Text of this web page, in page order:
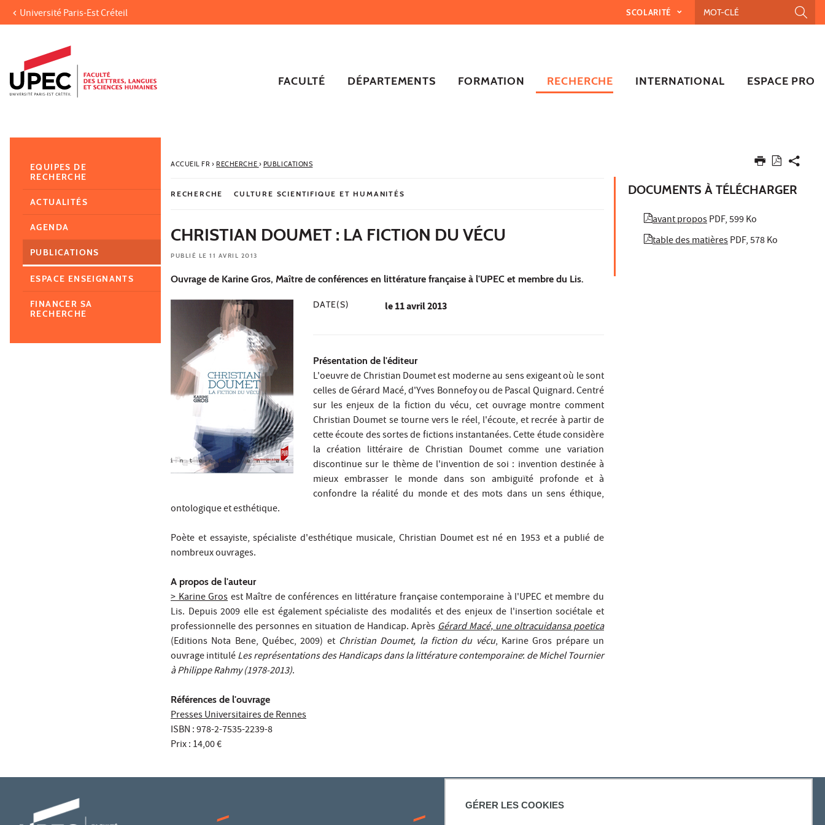
GÉRER LES COOKIES
Aller au contenu
Accès directs
Recherche
Navigation secondaire
Université Paris-Est Créteil SCOLARITÉ
FACULTÉ DÉPARTEMENTS FORMATION RECHERCHE INTERNATIONAL ESPACE PRO
ACCUEIL FR› RECHERCHE › PUBLICATIONS
RECHERCHE CULTURE SCIENTIFIQUE ET HUMANITÉS
CHRISTIAN DOUMET : LA FICTION DU VÉCU
PUBLIÉ LE 11 AVRIL 2013
Ouvrage de Karine Gros, Maître de conférences en littérature française à l'UPEC et membre du Lis.
DATE(S) le11 avril 2013
Présentation de l'éditeur
L'oeuvre de Christian Doumet est moderne au sens exigeant où le sont
celles de Gérard Macé, d'Yves Bonnefoy ou de Pascal Quignard. Centré
sur les enjeux de la fiction du vécu, cet ouvrage montre comment
Christian Doumet se tourne vers le réel, l'écoute, et recrée à partir de
cette écoute des sortes de fictions instantanées. Cette étude considère
la création littéraire de Christian Doumet comme une variation
discontinue sur le thème de l'invention de soi : invention destinée à
mieux embrasser le monde dans son ambiguïté profonde et à
confondre la réalité du monde et des mots dans un sens éthique,
ontologique et esthétique.
Poète et essayiste, spécialiste d'esthétique musicale, Christian Doumet est né en 1953 et a publié de
nombreux ouvrages.
A propos de l'auteur
> Karine Gros est Maître de conférences en littérature française contemporaine à l'UPEC et membre du
Lis. Depuis 2009 elle est également spécialiste des modalités et des enjeux de l'insertion sociétale et
professionnelle des personnes en situation de Handicap. AprèsGérard Macé, une oltracuidansa poetica
(Editions Nota Bene, Québec, 2009) et Christian Doumet, la fiction du vécu, Karine Gros prépare un
ouvrage intituléLes représentations des Handicaps dans la littérature contemporaine: de Michel Tournier
à Philippe Rahmy (1978-2013).
Références de l'ouvrage
Presses Universitaires de Rennes
ISBN : 978-2-7535-2239-8
Prix : 14,00 €
DOCUMENTS À TÉLÉCHARGER
avant proposPDF, 599 Ko
table des matièresPDF, 578 Ko
EQUIPES DE
RECHERCHE
ACTUALITÉS
AGENDA
PUBLICATIONS
ESPACE ENSEIGNANTS
FINANCER SA
RECHERCHE